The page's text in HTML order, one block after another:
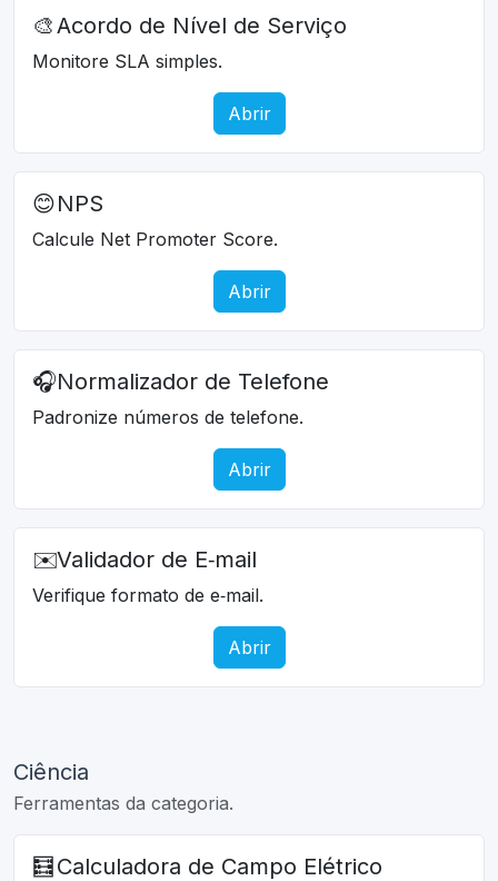
🎨Acordo de Nível de Serviço
Monitore SLA simples.
Abrir
😊NPS
Calcule Net Promoter Score.
Abrir
🎧Normalizador de Telefone
Padronize números de telefone.
Abrir
✉️Validador de E‑mail
Verifique formato de e‑mail.
Abrir
Ciência
Ferramentas da categoria.
🧮 Calculadora de Campo Elétrico